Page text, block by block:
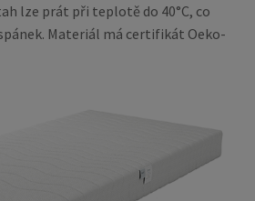
lze prát při teplotě do 40°C, co
Materiál má certifikát Oeko-